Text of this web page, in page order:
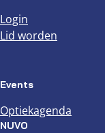
Login
Lid worden
Events
Optiekagenda
NUVO